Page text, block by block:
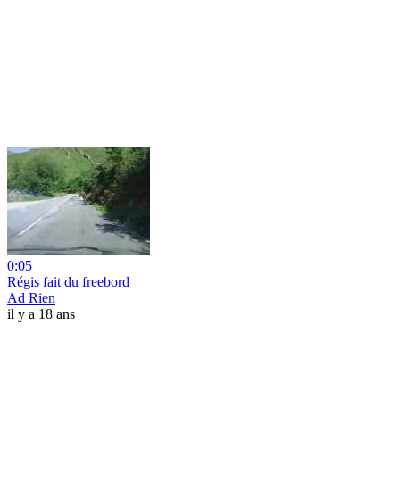
0:05
Régis fait du freebord
Ad Rien
il y a 18 ans